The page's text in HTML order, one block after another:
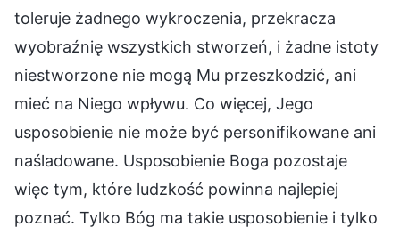
toleruje żadnego wykroczenia, przekracza
wyobraźnię wszystkich stworzeń, i żadne istoty
niestworzone nie mogą Mu przeszkodzić, ani
mieć na Niego wpływu. Co więcej, Jego
usposobienie nie może być personifikowane ani
naśladowane. Usposobienie Boga pozostaje
więc tym, które ludzkość powinna najlepiej
poznać. Tylko Bóg ma takie usposobienie i tylko